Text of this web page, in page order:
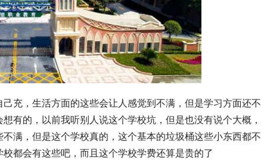
充，生活方面的这些会让人感觉到不满，但是学习方面还不
有的，以前我听别人说这个学校坑，但是也没有说个大概，
满，但是这个学校真的，这个基本的垃圾桶这些小东西都不
都会有这些吧，而且这个学校学费还算是贵的了